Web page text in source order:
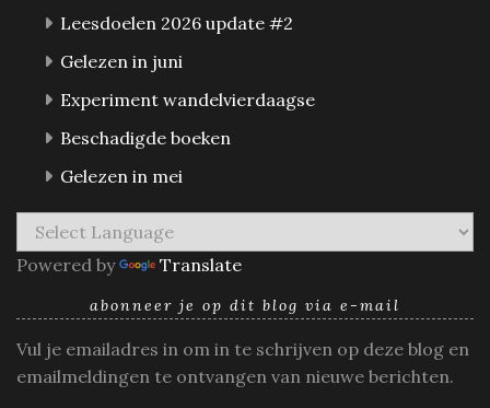
Leesdoelen 2026 update #2
Gelezen in juni
Experiment wandelvierdaagse
Beschadigde boeken
Gelezen in mei
Powered by Translate
abonneer je op dit blog via e-mail
Vul je emailadres in om in te schrijven op deze blog en
emailmeldingen te ontvangen van nieuwe berichten.